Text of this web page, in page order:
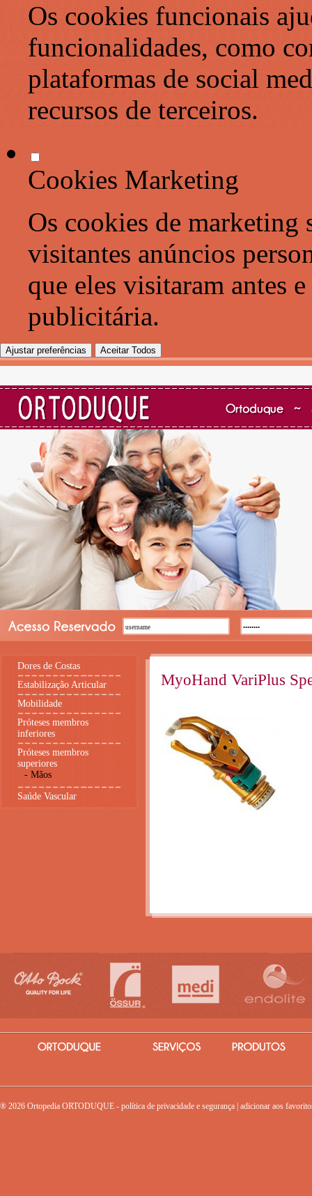
Os cookies funcionais
funcionalidades, como
plataformas de social
recursos de terceiros.
Cookies Marketing
Os cookies de marketing
visitantes anúncios
que eles visitaram antes
publicitária.
Ajustar preferências Aceitar Todos
Dores de Costas
Estabilização Articular
Mobilidade
Próteses membros
inferiores
Próteses membros
superiores
- Mãos
Saúde Vascular
MyoHand VariPlus
® 2026 Ortopedia ORTODUQUE - política de privacidade e segurança adicionar aos